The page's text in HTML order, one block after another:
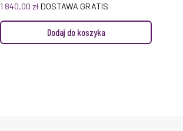
1 840,00złDOSTAWA GRATIS
Dodaj do koszyka